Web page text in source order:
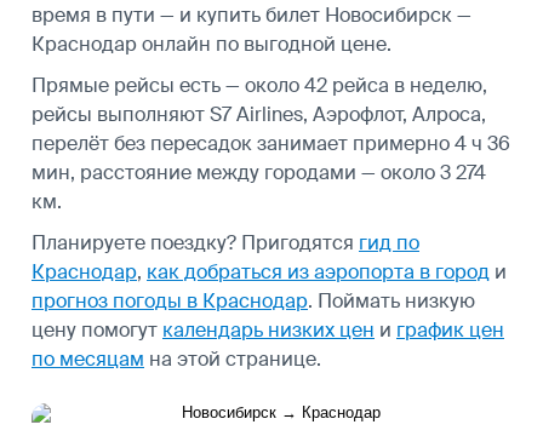
время в пути — и купить билет Новосибирск —
Краснодар онлайн по выгодной цене.
Прямые рейсы есть — около 42 рейса в неделю,
рейсы выполняют S7 Airlines, Аэрофлот, Алроса,
перелёт без пересадок занимает примерно 4 ч 36
мин, расстояние между городами — около 3 274
км.
Планируете поездку? Пригодятся гид по
Краснодар, как добраться из аэропорта в город и
прогноз погоды в Краснодар. Поймать низкую
цену помогут календарь низких цен и график цен
по месяцам на этой странице.